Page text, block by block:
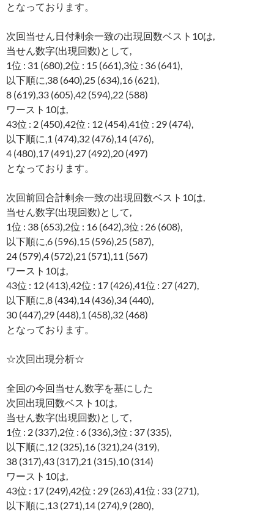
となっております。
次回当せん日付剰余一致の出現回数ベスト10は,
当せん数字(出現回数)として,
1位 : 31 (680),2位 : 15 (661),3位 : 36 (641),
以下順に,38 (640),25 (634),16 (621),
8 (619),33 (605),42 (594),22 (588)
ワースト10は,
43位 : 2 (450),42位 : 12 (454),41位 : 29 (474),
以下順に,1 (474),32 (476),14 (476),
4 (480),17 (491),27 (492),20 (497)
となっております。
次回前回合計剰余一致の出現回数ベスト10は,
当せん数字(出現回数)として,
1位 : 38 (653),2位 : 16 (642),3位 : 26 (608),
以下順に,6 (596),15 (596),25 (587),
24 (579),4 (572),21 (571),11 (567)
ワースト10は,
43位 : 12 (413),42位 : 17 (426),41位 : 27 (427),
以下順に,8 (434),14 (436),34 (440),
30 (447),29 (448),1 (458),32 (468)
となっております。
☆次回出現分析☆
全回の今回当せん数字を基にした
次回出現回数ベスト10は,
当せん数字(出現回数)として,
1位 : 2 (337),2位 : 6 (336),3位 : 37 (335),
以下順に,12 (325),16 (321),24 (319),
38 (317),43 (317),21 (315),10 (314)
ワースト10は,
43位 : 17 (249),42位 : 29 (263),41位 : 33 (271),
以下順に,13 (271),14 (274),9 (280),